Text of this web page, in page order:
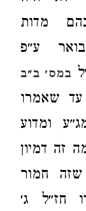
מדות
ע״פ
במס׳ ב״ב
שאמרו
ומדוע
זה דמיון
חמור
חז״ל ג׳